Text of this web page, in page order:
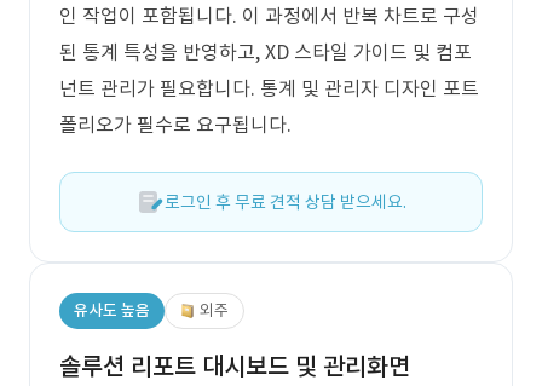
인 작업이 포함됩니다. 이 과정에서 반복 차트로 구성
된 통계 특성을 반영하고, XD 스타일 가이드 및 컴포
넌트 관리가 필요합니다. 통계 및 관리자 디자인 포트
폴리오가 필수로 요구됩니다.
로그인 후 무료 견적 상담 받으세요.
유사도 높음 외주
솔루션 리포트 대시보드 및 관리화면